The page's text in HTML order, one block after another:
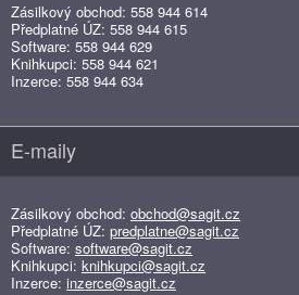
Zásilkový obchod: 558 944 614
Předplatné ÚZ: 558 944 615
Software: 558 944 629
Knihkupci: 558 944 621
Inzerce: 558 944 634
E-maily
Zásilkový obchod: obchod@sagit.cz
Předplatné ÚZ: predplatne@sagit.cz
Software: software@sagit.cz
Knihkupci: knihkupci@sagit.cz
Inzerce: inzerce@sagit.cz